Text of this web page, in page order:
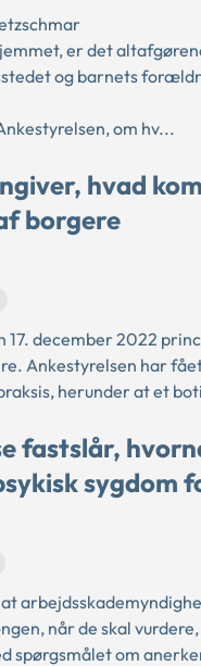
er det
og barnets
om hv...
hvad
borgere
december 2022
Ankestyrelsen har
herunder at et
fastslår,
sygdom
når de skal
spørgsmålet om